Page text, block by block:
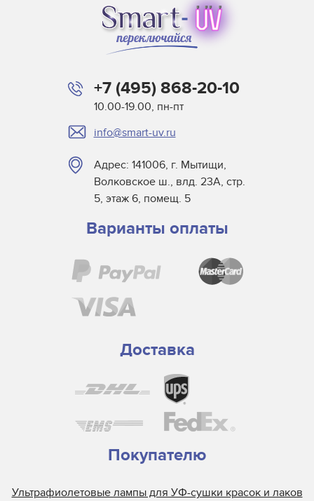
Jelight
Johnson and Allen
Loctite
Miltec
Nordson
NuArc
Primarc
SCH Technologies
Ushio
UV Light Technology
Vitatec
Yumex
Лампа для экспонирующей камеры Dongguan Ksen
Лампа для экспонирующей камеры Dynachem
Лампа для экспонирующей камеры Fusion
Лампа для экспонирующей камеры Hi-Tek
+7 (495) 868-20-10
10.00-19.00, пн-пт
info@smart-uv.ru
Адрес: 141006, г. Мытищи,
Волковское ш., влд. 23А, стр.
5, этаж 6, помещ. 5
Варианты оплаты
Доставка
Покупателю
Ультрафиолетовые лампы для УФ-сушки красок и лаков